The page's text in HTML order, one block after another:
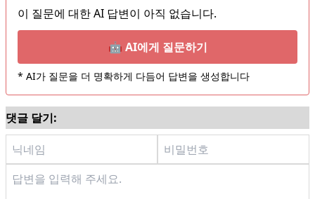
이 질문에 대한 AI 답변이 아직 없습니다.
🤖 AI에게 질문하기
* AI가 질문을 더 명확하게 다듬어 답변을 생성합니다
댓글 달기: